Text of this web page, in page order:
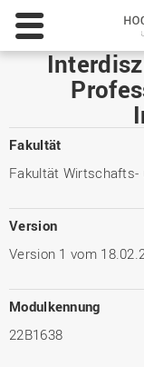
Fakultät
Fakultät Wirtschafts-
Version
Version 1 vom
Modulkennung
22B1638